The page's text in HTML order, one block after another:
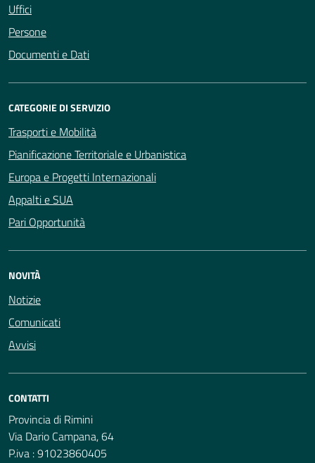
Uffici
Persone
Documenti e Dati
CATEGORIE DI SERVIZIO
Trasporti e Mobilità
Pianificazione Territoriale e Urbanistica
Europa e Progetti Internazionali
Appalti e SUA
Pari Opportunità
NOVITÀ
Notizie
Comunicati
Avvisi
CONTATTI
Provincia di Rimini
Via Dario Campana, 64
P.iva : 91023860405